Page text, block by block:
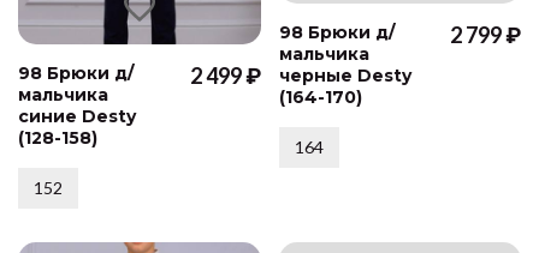
98 Брюки д/
мальчика
синие Desty
(128-158)
2 499 ₽
152
98 Брюки д/
мальчика
черные Desty
(164-170)
2 799 ₽
164